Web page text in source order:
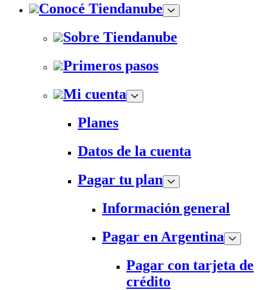
Conocé Tiendanube
Sobre Tiendanube
Primeros pasos
Mi cuenta
Planes
Datos de la cuenta
Pagar tu plan
Información general
Pagar en Argentina
Pagar con tarjeta de
crédito